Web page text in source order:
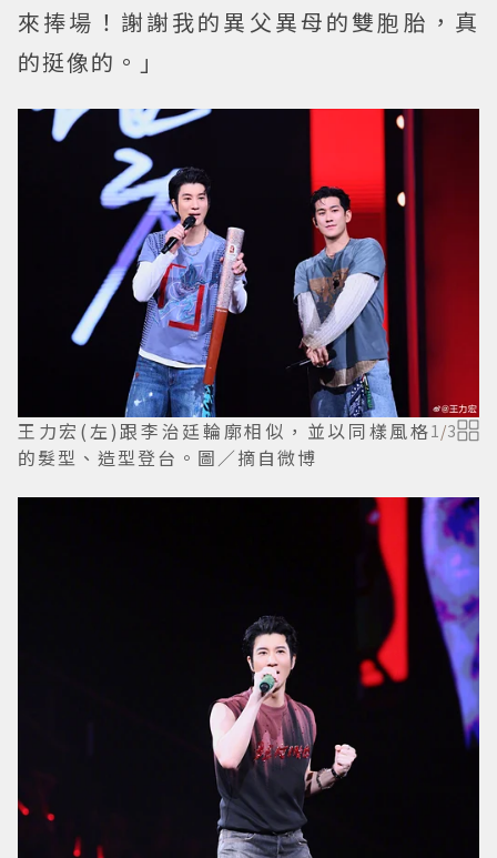
來捧場！謝謝我的異父異母的雙胞胎，真
的挺像的。」
王力宏(左)跟李治廷輪廓相似，並以同樣風格
的髮型、造型登台。圖／摘自微博
1 /3